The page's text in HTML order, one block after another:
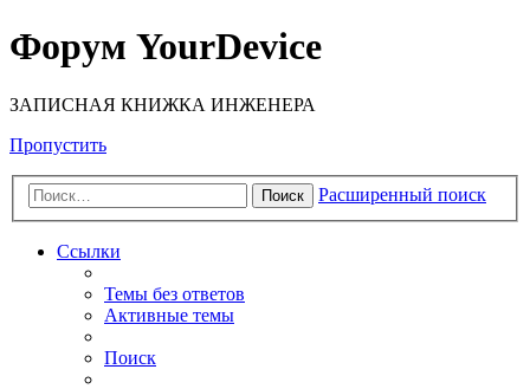
Форум YourDevice
ЗАПИСНАЯ КНИЖКА ИНЖЕНЕРА
Пропустить
Поиск Расширенный поиск
Ссылки
Темы без ответов
Активные темы
Поиск